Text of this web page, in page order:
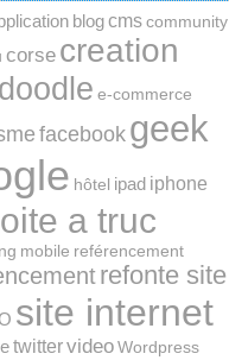
blogcmscommunity
corse creation
doodle e-commerce
facebook geek
hôtel ipad iphone
a truc
mobile reférencement
refonte site
site internet
twittervideoWordpress